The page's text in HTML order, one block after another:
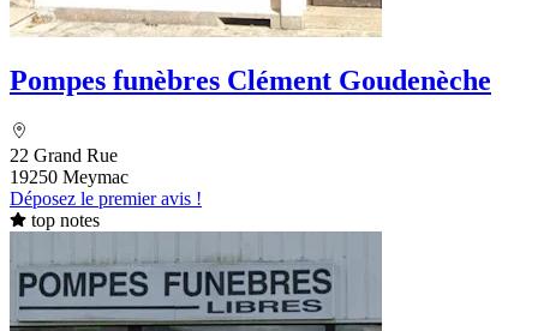
Pompes funèbres Clément Goudenèche
22 Grand Rue
19250 Meymac
Déposez le premier avis !
top notes